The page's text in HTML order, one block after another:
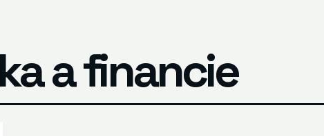
a financie